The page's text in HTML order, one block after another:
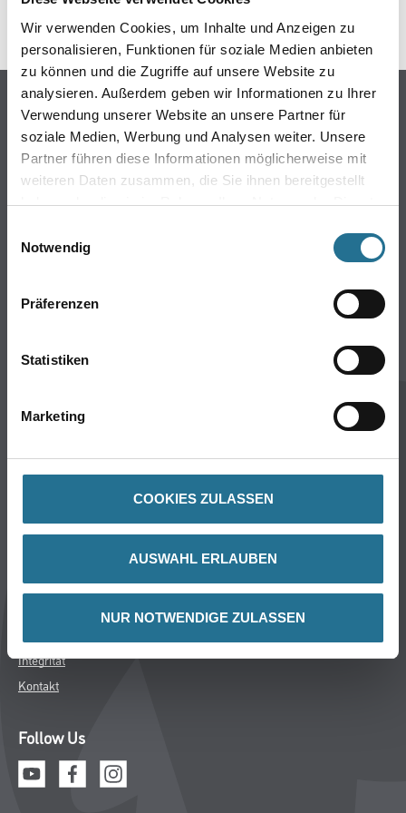
Wir verwenden Cookies, um Inhalte und Anzeigen zu
personalisieren, Funktionen für soziale Medien anbieten
zu können und die Zugriffe auf unsere Website zu
analysieren. Außerdem geben wir Informationen zu Ihrer
Verwendung unserer Website an unsere Partner für
soziale Medien, Werbung und Analysen weiter. Unsere
Partner führen diese Informationen möglicherweise mit
weiteren Daten zusammen, die Sie ihnen bereitgestellt
haben oder die sie im Rahmen Ihrer Nutzung der Dienste
Notwendig
Präferenzen
Statistiken
Marketing
COOKIES ZULASSEN
AUSWAHL ERLAUBEN
NUR NOTWENDIGE ZULASSEN
Shop
Verbrauchmaterialien
Tapeten
WDVS-Systeme
Trockenbau
Bodenbeläge
Unternehmen
Karriere
AGB
Logistik- & Servicepreisliste
Integrität
Kontakt
Follow Us